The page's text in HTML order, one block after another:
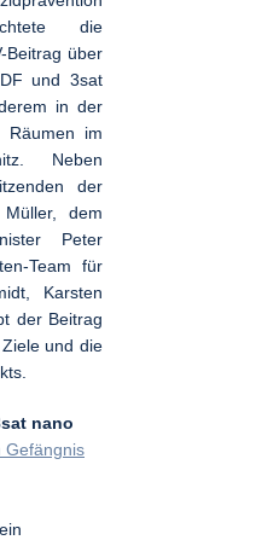
die
Beitrag über
und 3sat
in der
Räumen im
Neben
der
dem
Peter
Team für
Karsten
der Beitrag
und die
nano
Gefängnis